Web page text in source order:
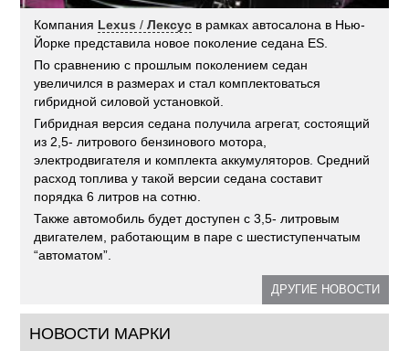
Компания Lexus /Лексус в рамках автосалона в Нью-
Йорке представила новое поколение седана ES.
По сравнению с прошлым поколением седан
увеличился в размерах и стал комплектоваться
гибридной силовой установкой.
Гибридная версия седана получила агрегат, состоящий
из 2,5- литрового бензинового мотора,
электродвигателя и комплекта аккумуляторов. Средний
расход топлива у такой версии седана составит
порядка 6 литров на сотню.
Также автомобиль будет доступен с 3,5- литровым
двигателем, работающим в паре с шестиступенчатым
“автоматом”.
ДРУГИЕ НОВОСТИ
НОВОСТИ МАРКИ